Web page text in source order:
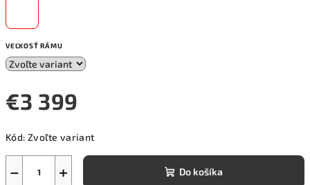
VEĽKOSŤ RÁMU
€3 399
cena:
Kód: Zvoľte variant
+
− Do košíka